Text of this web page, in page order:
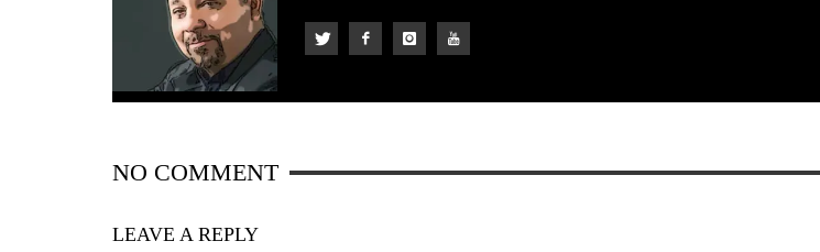
NO COMMENT
LEAVE A REPLY